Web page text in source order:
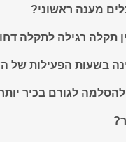
מענה ראשוני?
תקלה רגילה לתקלה
בשעות הפעילות של
לגורם בכיר